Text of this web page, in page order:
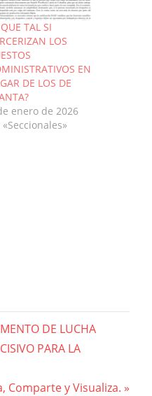
TAL SI
LOS
EN
DE LOS DE
enero de 2026
«Seccionales»
DE LUCHA
PARA LA
Comparte y Visualiza.